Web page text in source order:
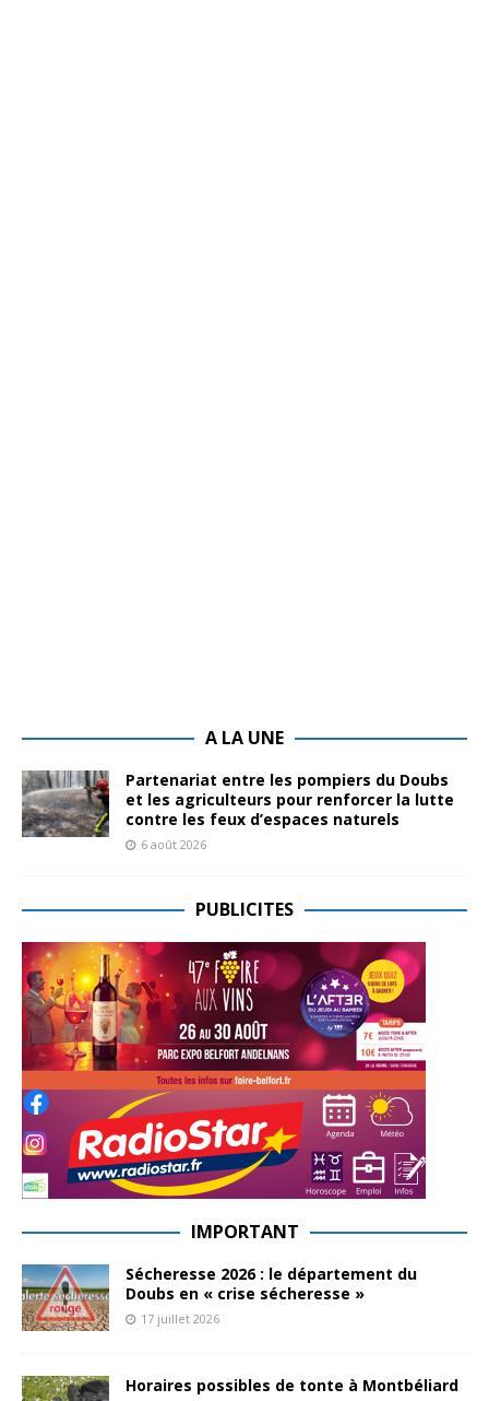
A LA UNE
Partenariat entre les pompiers du Doubs
et les agriculteurs pour renforcer la lutte
contre les feux d’espaces naturels
6 août 2026
PUBLICITES
IMPORTANT
Sécheresse 2026 : le département du
Doubs en « crise sécheresse »
17 juillet 2026
Horaires possibles de tonte à Montbéliard